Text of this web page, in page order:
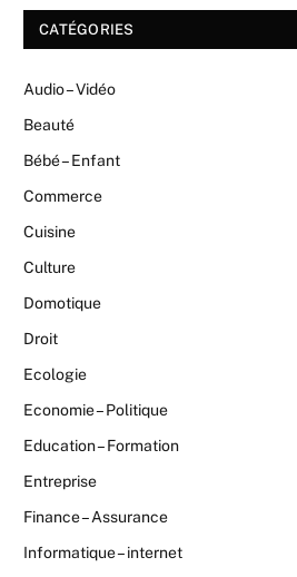
CATÉGORIES
Audio – Vidéo
Beauté
Bébé – Enfant
Commerce
Cuisine
Culture
Domotique
Droit
Ecologie
Economie – Politique
Education – Formation
Entreprise
Finance – Assurance
Informatique – internet